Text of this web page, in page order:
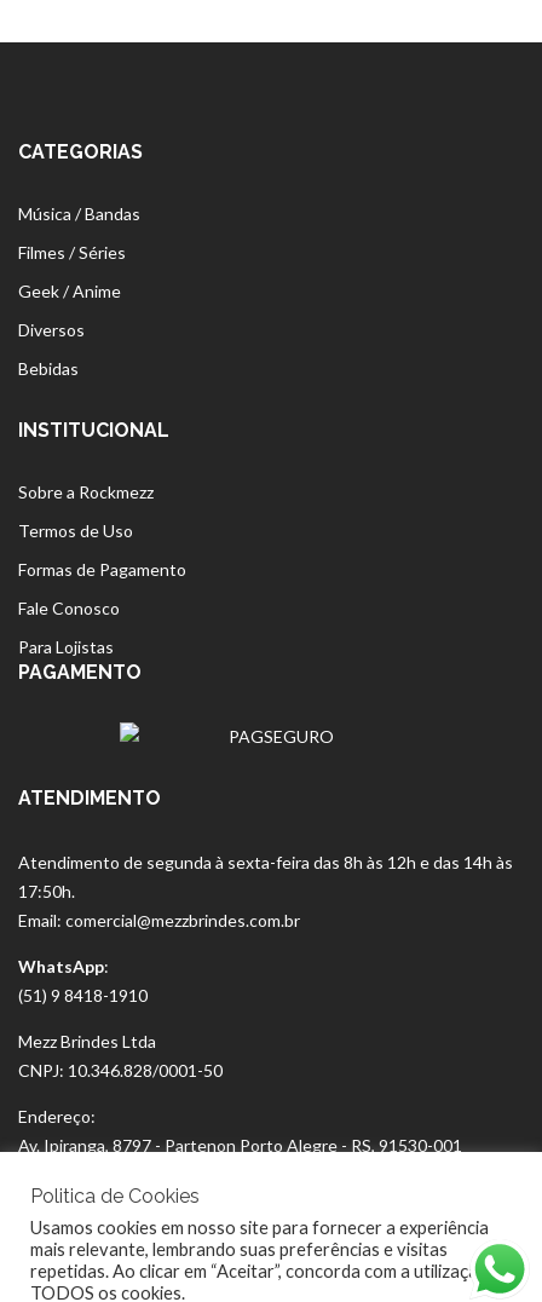
CATEGORIAS
Música / Bandas
Filmes / Séries
Geek / Anime
Diversos
Bebidas
INSTITUCIONAL
Sobre a Rockmezz
Termos de Uso
Formas de Pagamento
Fale Conosco
Para Lojistas
PAGAMENTO
ATENDIMENTO
Atendimento de segunda à sexta-feira das 8h às 12h e das 14h às
17:50h.
Email: comercial@mezzbrindes.com.br
WhatsApp:
(51) 9 8418-1910
Mezz Brindes Ltda
CNPJ: 10.346.828/0001-50
Endereço:
Av. Ipiranga, 8797 - Partenon Porto Alegre - RS, 91530-001
Politica de Cookies
Usamos cookies em nosso site para fornecer a experiência
mais relevante, lembrando suas preferências e visitas
repetidas. Ao clicar em “Aceitar”, concorda com a utilização de
TODOS os cookies.